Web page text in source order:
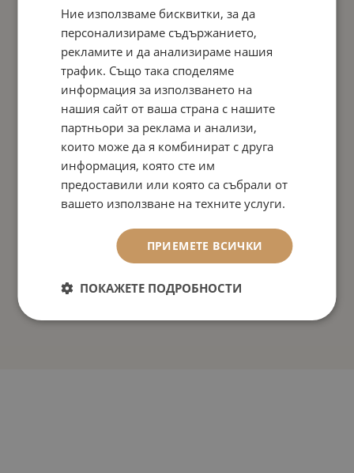
Ние използваме бисквитки, за да
персонализираме съдържанието,
рекламите и да анализираме нашия
трафик. Също така споделяме
информация за използването на
нашия сайт от ваша страна с нашите
партньори за реклама и анализи,
които може да я комбинират с друга
информация, която сте им
предоставили или която са събрали от
вашето използване на техните услуги.
ПРИЕМЕТЕ ВСИЧКИ
ПОКАЖЕТЕ ПОДРОБНОСТИ